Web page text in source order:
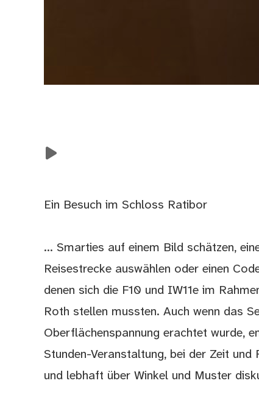
Ein Besuch im Schloss Ratibor
... Smarties auf einem Bild schätzen,
Reisestrecke auswählen oder einen
denen sich die F10 und IW11e im
Roth stellen mussten. Auch wenn das
Oberflächenspannung erachtet wurde,
Stunden-Veranstaltung, bei der Zeit und
und lebhaft über Winkel und Muster